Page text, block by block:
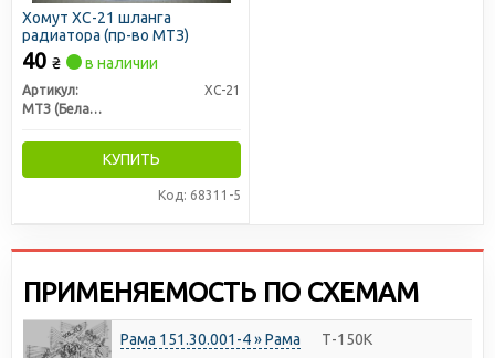
Хомут ХС-21 шланга
радиатора (пр-во МТЗ)
40 ₴ в наличии
Артикул:
ХС-21
МТЗ (Беларусь)
КУПИТЬ
Код: 68311-5
ПРИМЕНЯЕМОСТЬ ПО СХЕМАМ
Рама 151.30.001-4 » Рама Т-150К